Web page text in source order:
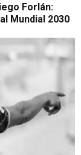
Forlán:
Mundial 2030